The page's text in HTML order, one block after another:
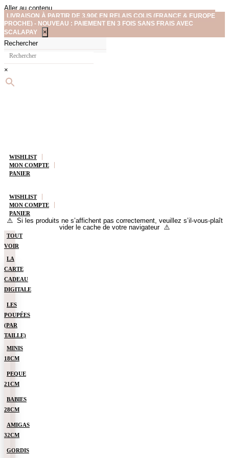
Aller au contenu
LIVRAISON À PARTIR DE 3,90€ EN RELAIS COLIS (FRANCE & EUROPE
PROCHE) - NOUVEAU : PAIEMENT EN 3 FOIS SANS FRAIS AVEC
SCALAPAY
×
Rechercher
×
WISHLIST
MON COMPTE
PANIER
WISHLIST
MON COMPTE
PANIER
⚠️ Si les produits ne s’affichent pas correctement, veuillez s’il-vous-plaît
vider le cache de votre navigateur ⚠️
TOUT
VOIR
LA
CARTE
CADEAU
DIGITALE
LES
POUPÉES
(PAR
TAILLE)
MINIS
18CM
PEQUE
21CM
BABIES
28CM
AMIGAS
32CM
GORDIS